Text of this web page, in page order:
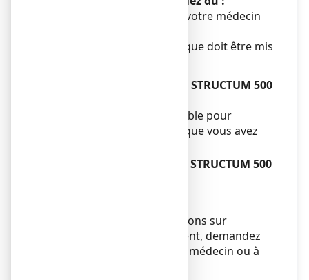
Consultez immédiatement votre médecin
Un traitement symptomatique doit être mis
Si vous oubliez de prendre STRUCTUM 500
Ne prenez pas de dose double pour
compenser la dose simple que vous avez
Si vous arrêtez de prendre STRUCTUM 500
Si vous avez d’autres questions sur
l’utilisation de ce médicament, demandez
plus d’informations à votre médecin ou à